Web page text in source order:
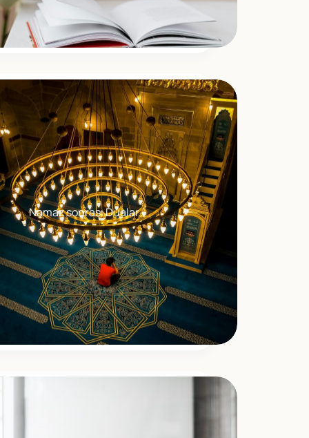
Namaz sonrası Dualar